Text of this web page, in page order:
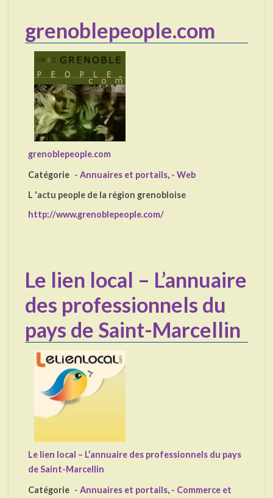
grenoblepeople.com
grenoblepeople.com
Catégorie - Annuaires et portails, - Web
L 'actu people de la région grenobloise
http://www.grenoblepeople.com/
Le lien local – L’annuaire
des professionnels du
pays de Saint-Marcellin
Le lien local – L’annuaire des professionnels du pays
de Saint-Marcellin
Catégorie - Annuaires et portails, - Commerce et